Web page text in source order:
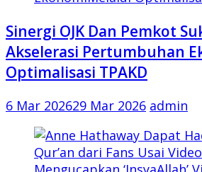
Sinergi OJK Dan Pemkot
Akselerasi Pertumbuhan
Optimalisasi TPAKD
6 Mar 202629 Mar 2026 admin